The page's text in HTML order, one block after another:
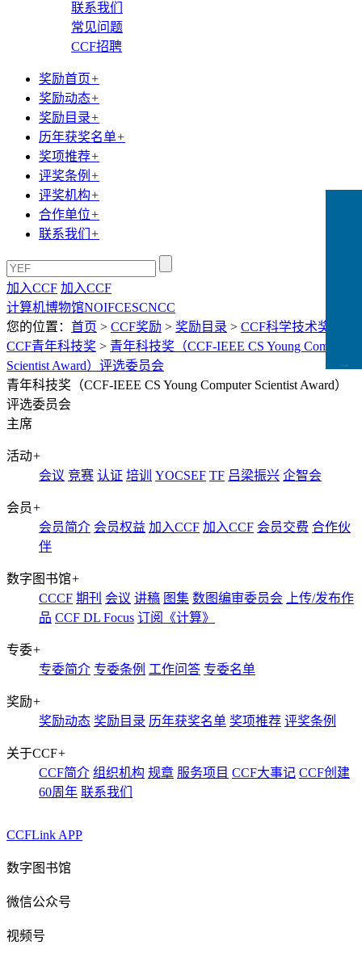
联系我们
常见问题
CCF招聘
奖励首页+
奖励动态+
奖励目录+
历年获奖名单+
奖项推荐+
评奖条例 +
评奖机构+
合作单位+
联系我们 +
加入CCF 加入CCF
计算机博物馆NOIFCESCNCC
您的位置： 首页 > CCF奖励 > 奖励目录 > CCF科学技术奖
CCF青年科技奖 > 青年科技奖（CCF-IEEE CS Young Computer
Scientist Award）评选委员会
青年科技奖（CCF-IEEE CS Young Computer Scientist Award）
评选委员会
主席
活动+
会议 竞赛 认证 培训 YOCSEF TF 吕梁振兴 企智会
会员+
会员简介 会员权益 加入CCF 加入CCF 会员交费 合作伙
伴
数字图书馆+
CCCF 期刊 会议 讲稿 图集 数图编审委员会 上传/发布作
品 CCF DL Focus 订阅《计算》
专委+
专委简介 专委条例 工作问答 专委名单
奖励+
奖励动态 奖励目录 历年获奖名单 奖项推荐 评奖条例
关于CCF+
CCF简介 组织机构 规章 服务项目 CCF大事记 CCF创建
60周年 联系我们
CCFLink APP
数字图书馆
微信公众号
视频号